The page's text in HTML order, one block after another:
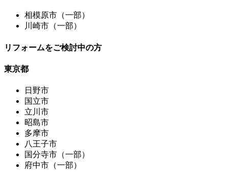
相模原市（一部）
川崎市（一部）
リフォームをご検討中の方
東京都
日野市
国立市
立川市
昭島市
多摩市
八王子市
国分寺市（一部）
府中市（一部）